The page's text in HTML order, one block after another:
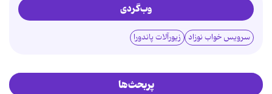
وب‌گردی
سرویس خواب نوزاد زیورآلات پاندورا
پربحث‌ها